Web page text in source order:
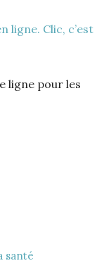
ligne. Clic, c’est
ligne pour les
santé